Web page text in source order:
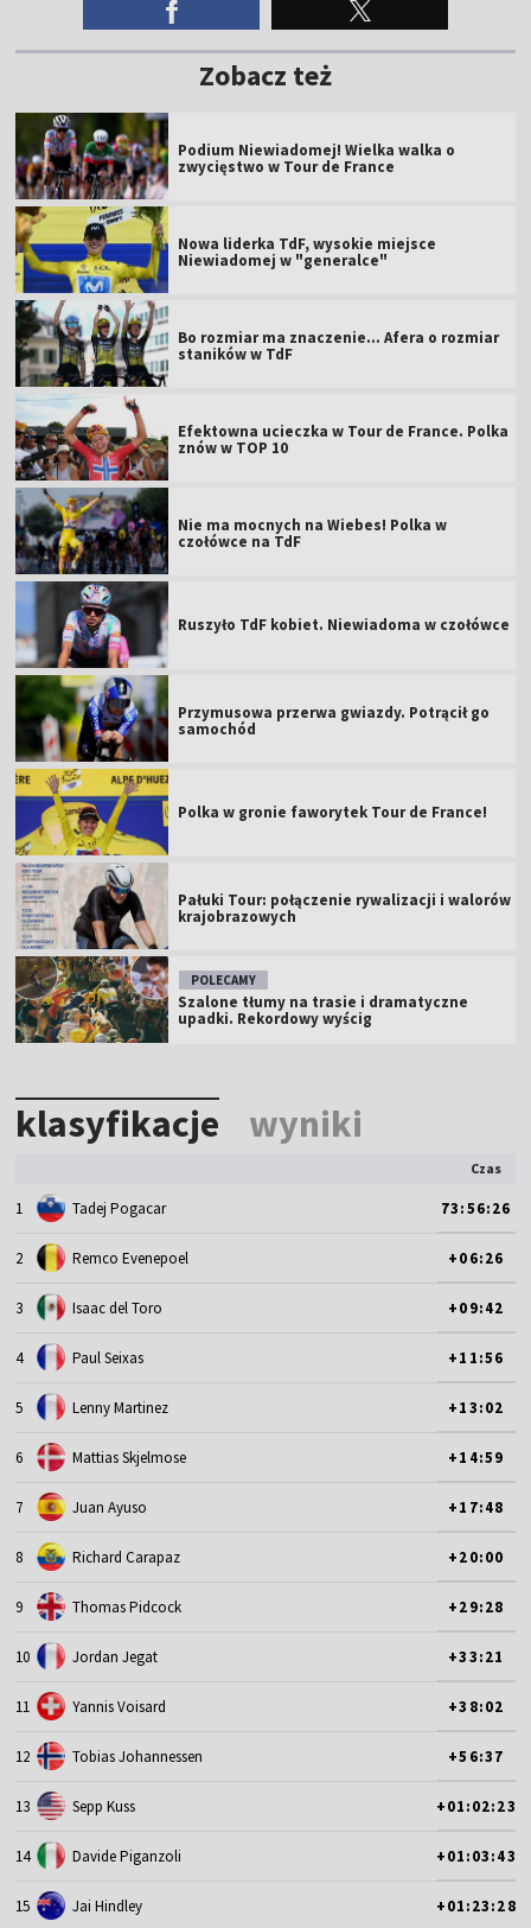
Zobacz też
Podium Niewiadomej! Wielka walka o
zwycięstwo w Tour de France
Nowa liderka TdF, wysokie miejsce
Niewiadomej w "generalce"
Bo rozmiar ma znaczenie... Afera o rozmiar
staników w TdF
Efektowna ucieczka w Tour de France. Polka
znów w TOP 10
Nie ma mocnych na Wiebes! Polka w
czołówce na TdF
Ruszyło TdF kobiet. Niewiadoma w czołówce
Przymusowa przerwa gwiazdy. Potrącił go
samochód
Polka w gronie faworytek Tour de France!
Pałuki Tour: połączenie rywalizacji i walorów
krajobrazowych
POLECAMY
Szalone tłumy na trasie i dramatyczne
upadki. Rekordowy wyścig
klasyfikacje wyniki
Czas
1 Tadej Pogacar 73:56:26
2 Remco Evenepoel +06:26
3 Isaac del Toro +09:42
4 Paul Seixas +11:56
5 Lenny Martinez +13:02
6 Mattias Skjelmose +14:59
7 Juan Ayuso +17:48
8 Richard Carapaz +20:00
9 Thomas Pidcock +29:28
10 Jordan Jegat +33:21
11 Yannis Voisard +38:02
12 Tobias Johannessen +56:37
13 Sepp Kuss +01:02:23
14 Davide Piganzoli +01:03:43
15 Jai Hindley +01:23:28